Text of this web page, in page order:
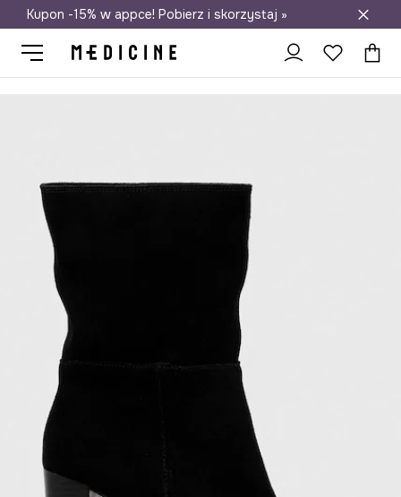
Darmowa dostawa do salonów
Kupon -15% w appce! Pobierz i skorzystaj »